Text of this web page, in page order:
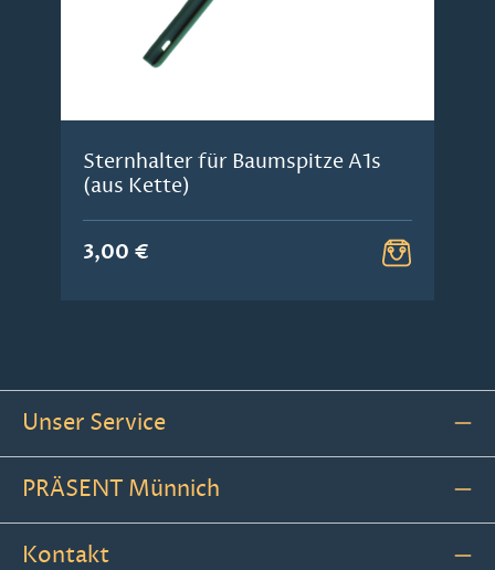
Sternhalter für Baumspitze A1s
(aus Kette)
3,00 €
Unser Service
PRÄSENT Münnich
Kontakt